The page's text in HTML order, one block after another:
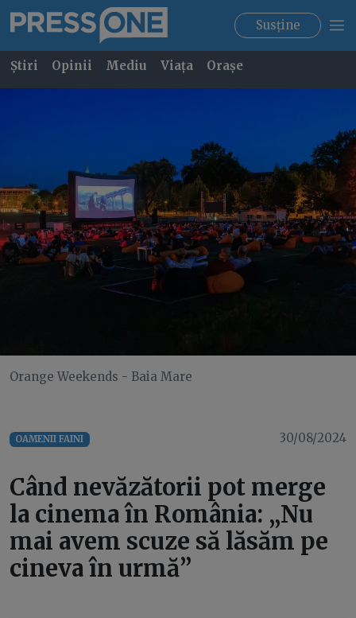
Susține
Știri Opinii Mediu Viața Orașe
Orange Weekends - Baia Mare
OAMENII FAINI 30/08/2024
Când nevăzătorii pot merge
la cinema în România: „Nu
mai avem scuze să lăsăm pe
cineva în urmă”